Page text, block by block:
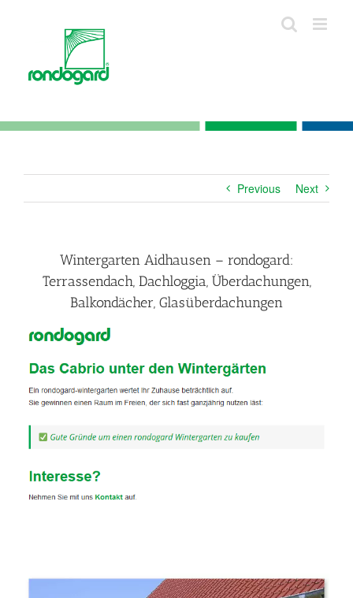
Previous Next
Wintergarten Aidhausen – rondogard:
Terrassendach, Dachloggia, Überdachungen,
Balkondächer, Glasüberdachungen